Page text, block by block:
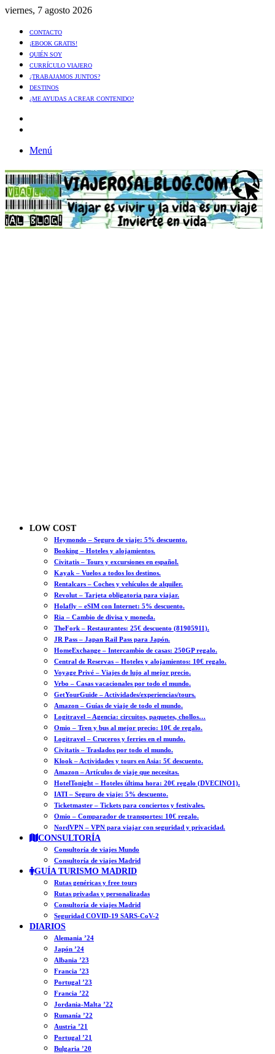
viernes, 7 agosto 2026
CONTACTO
¡EBOOK GRATIS!
QUIÉN SOY
CURRÍCULO VIAJERO
¿TRABAJAMOS JUNTOS?
DESTINOS
¿ME AYUDAS A CREAR CONTENIDO?
Menú
LOW COST
Heymondo – Seguro de viaje: 5% descuento.
Booking – Hoteles y alojamientos.
Civitatis – Tours y excursiones en español.
Kayak – Vuelos a todos los destinos.
Rentalcars – Coches y vehículos de alquiler.
Revolut – Tarjeta obligatoria para viajar.
Holafly – eSIM con Internet: 5% descuento.
Ria – Cambio de divisa y moneda.
TheFork – Restaurantes: 25€ descuento (81905911).
JR Pass – Japan Rail Pass para Japón.
HomeExchange – Intercambio de casas: 250GP regalo.
Central de Reservas – Hoteles y alojamientos: 10€ regalo.
Voyage Privé – Viajes de lujo al mejor precio.
Vrbo – Casas vacacionales por todo el mundo.
GetYourGuide – Actividades/experiencias/tours.
Amazon – Guías de viaje de todo el mundo.
Logitravel – Agencia: circuitos, paquetes, chollos…
Omio – Tren y bus al mejor precio: 10€ de regalo.
Logitravel – Cruceros y ferries en el mundo.
Civitatis – Traslados por todo el mundo.
Klook – Actividades y tours en Asia: 5€ descuento.
Amazon – Artículos de viaje que necesitas.
HotelTonight – Hoteles última hora: 20€ regalo (DVECINO1).
IATI – Seguro de viaje: 5% descuento.
Ticketmaster – Tickets para conciertos y festivales.
Omio – Comparador de transportes: 10€ regalo.
NordVPN – VPN para viajar con seguridad y privacidad.
CONSULTORÍA
Consultoría de viajes Mundo
Consultoría de viajes Madrid
GUÍA TURISMO MADRID
Rutas genéricas y free tours
Rutas privadas y personalizadas
Consultoría de viajes Madrid
Seguridad COVID-19 SARS-CoV-2
DIARIOS
Alemania ’24
Japón ’24
Albania ’23
Francia ’23
Portugal ’23
Francia ’22
Jordania-Malta ’22
Rumanía ’22
Austria ’21
Portugal ’21
Bulgaria ’20